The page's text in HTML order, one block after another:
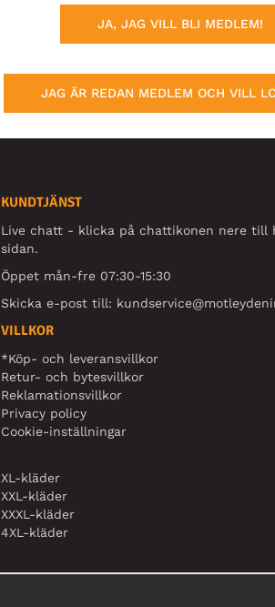
JA, JAG VILL BLI MEDLEM!
JAG ÄR REDAN MEDLEM OCH VILL
KUNDTJÄNST
Live chatt - klicka på chattikonen nere till
sidan.
Öppet mån-fre 07:30-15:30
Skicka e-post till:
VILLKOR
*Köp- och leveransvillkor
Retur- och bytesvillkor
Reklamationsvillkor
Privacy policy
Cookie-inställningar
XL-kläder
XXL-kläder
XXXL-kläder
4XL-kläder